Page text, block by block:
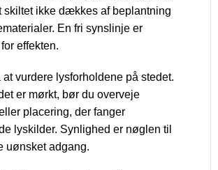
skiltet ikke dækkes af beplantning
En fri synslinje er
effekten.
at vurdere lysforholdene på stedet.
er mørkt, bør du overveje
placering, der fanger
lyskilder. Synlighed er nøglen til
uønsket adgang.